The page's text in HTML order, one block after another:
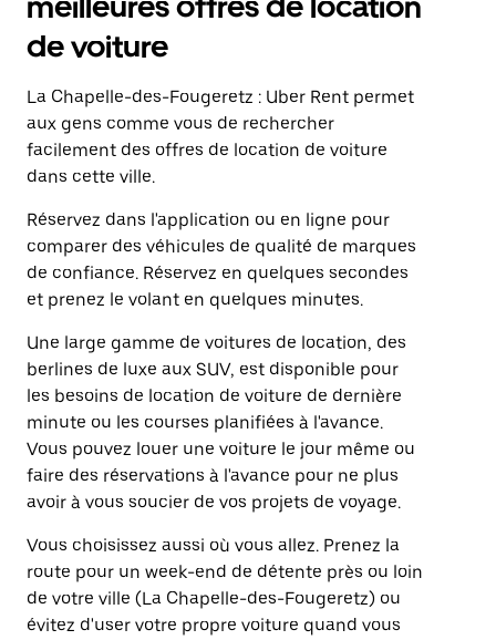
de voiture
La Chapelle-des-Fougeretz : Uber Rent permet
aux gens comme vous de rechercher
facilement des offres de location de voiture
dans cette ville.
Réservez dans l'application ou en ligne pour
comparer des véhicules de qualité de marques
de confiance. Réservez en quelques secondes
et prenez le volant en quelques minutes.
Une large gamme de voitures de location, des
berlines de luxe aux SUV, est disponible pour
les besoins de location de voiture de dernière
minute ou les courses planifiées à l'avance.
Vous pouvez louer une voiture le jour même ou
faire des réservations à l'avance pour ne plus
avoir à vous soucier de vos projets de voyage.
Vous choisissez aussi où vous allez. Prenez la
route pour un week-end de détente près ou loin
de votre ville (La Chapelle-des-Fougeretz) ou
évitez d'user votre propre voiture quand vous